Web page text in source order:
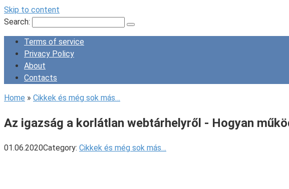
Skip to content
Search:
Terms of service
Privacy Policy
About
Contacts
Home » Cikkek és még sok más…
Az igazság a korlátlan webtárhelyről - Hogyan
01.06.2020Category: Cikkek és még sok más…